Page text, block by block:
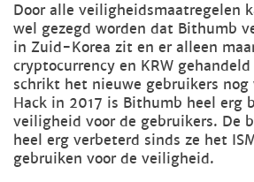
Door alle veiligheidsmaatregelen
wel gezegd worden dat Bithumb
in Zuid-Korea zit en er alleen
cryptocurrency en KRW
schrikt het nieuwe gebruikers nog
Hack in 2017 is Bithumb heel erg
veiligheid voor de gebruikers. De
heel erg verbeterd sinds ze het
gebruiken voor de veiligheid.